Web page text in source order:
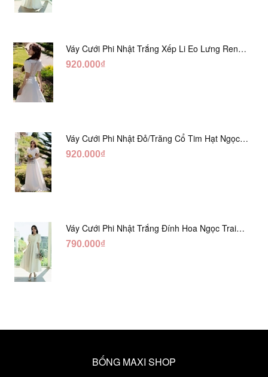
Váy Cưới Phi Nhật Trắng Xếp Li Eo Lưng Ren
DC547
920.000₫
Váy Cưới Phi Nhật Đỏ/Trăng Cổ Tim Hạt Ngọc
DC548
920.000₫
Váy Cưới Phi Nhật Trắng Đính Hoa Ngọc Trai
Lửng DC465
790.000₫
BỐNG MAXI SHOP